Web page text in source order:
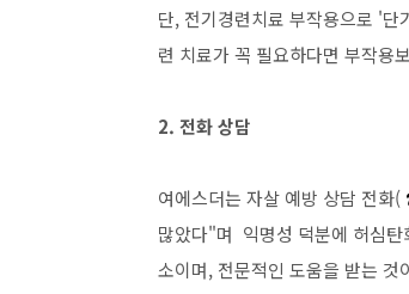
단, 전기경련치료 부작용으로 '단
련 치료가 꼭 필요하다면 부작용
2. 전화 상담
여에스더는 자살 예방 상담 전화(
많았다"며 익명성 덕분에 허심탄
소이며, 전문적인 도움을 받는 것